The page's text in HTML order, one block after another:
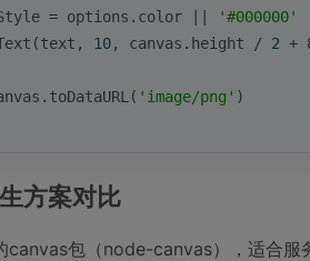
= options.color ||
'#000000'
10, canvas.height / 2 +
'image/png' )
方案对比
canvas包（node-canvas），适合服